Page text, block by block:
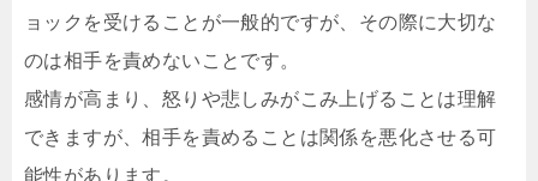
ョックを受けることが一般的ですが、その際に大切な
のは相手を責めないことです。
感情が高まり、怒りや悲しみがこみ上げることは理解
できますが、相手を責めることは関係を悪化させる可
能性があります。